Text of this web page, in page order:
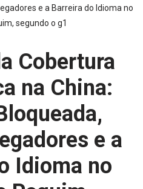
e a Barreira do Idioma no
segundo o g1
Cobertura
na China:
e a
Idioma no